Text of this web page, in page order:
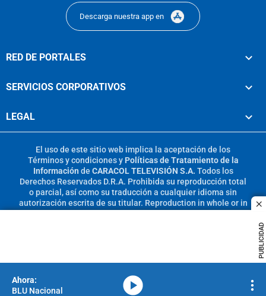
PUBLICIDAD
Descarga nuestra app en
RED DE PORTALES
SERVICIOS CORPORATIVOS
LEGAL
El uso de este sitio web implica la aceptación de los
Términos y condicionesy Políticas de Tratamiento de la
Información de CARACOL TELEVISIÓN S.A. Todos los
Derechos Reservados D.R.A. Prohibida su reproducción total
o parcial, así como su traducción a cualquier idioma sin
autorización escrita de su titular. Reproduction in whole or in
BLU Nacional